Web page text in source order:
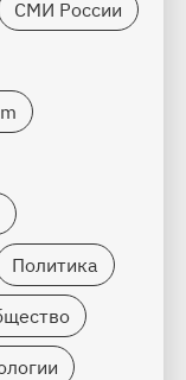
СМИ России
Политика